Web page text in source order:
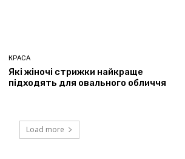
КРАСА
Які жіночі стрижки найкраще
підходять для овального обличчя
Load more